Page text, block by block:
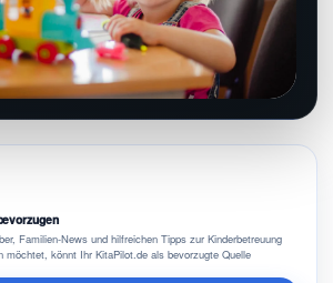
Familien-News und hilfreichen Tipps zur Kinderbetreuung
möchtet, könnt Ihr KitaPilot.de als bevorzugte Quelle